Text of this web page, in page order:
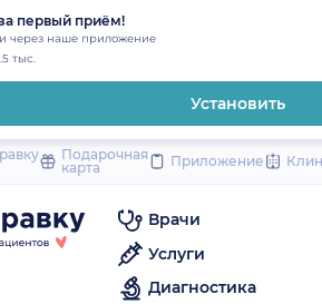
первый приём!
через наше приложение
тыс.
Установить
Закрыть
Подарочная
карта
Приложение
Врачи
Услуги
Диагностика